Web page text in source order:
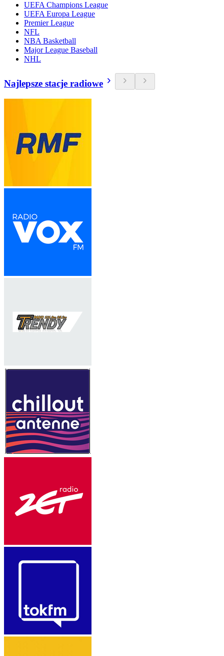
UEFA Champions League
UEFA Europa League
Premier League
NFL
NBA Basketball
Major League Baseball
NHL
Najlepsze stacje radiowe